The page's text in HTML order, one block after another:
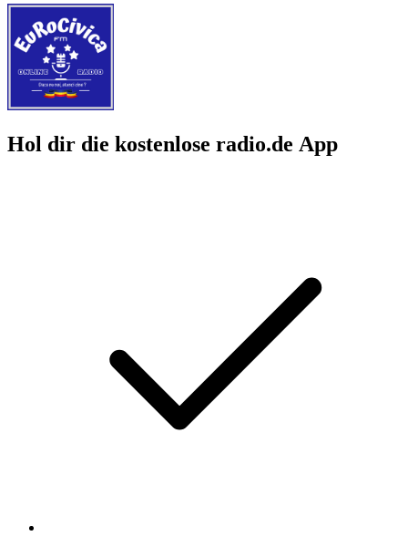
Hol dir die kostenlose radio.de App